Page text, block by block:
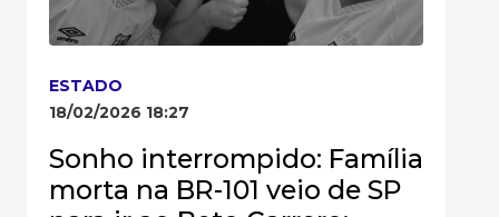
ESTADO
18/02/2026 18:27
Sonho interrompido: Família
morta na BR-101 veio de SP